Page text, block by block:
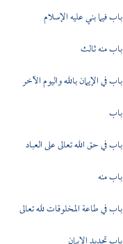
باب فيما بني عليه الإسلام
باب منه ثالث
باب في الإيمان بالله واليوم الآخر
باب
باب في حق الله تعالى على العباد
باب منه
باب في طاعة المخلوقات لله تعالى